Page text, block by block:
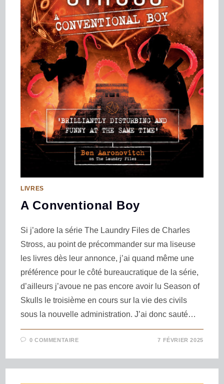
LIVRES
A Conventional Boy
Si j’adore la série The Laundry Files de Charles
Stross, au point de précommander sur ma liseuse
les livres dès leur annonce, j’ai quand même une
préférence pour le côté bureaucratique de la série,
d’ailleurs j’avoue ne pas encore avoir lu Season of
Skulls le troisième en cours sur la vie des civils
sous la nouvelle administration. J’ai donc sauté…
0 COMMENTAIRE 7 FÉVRIER 2025